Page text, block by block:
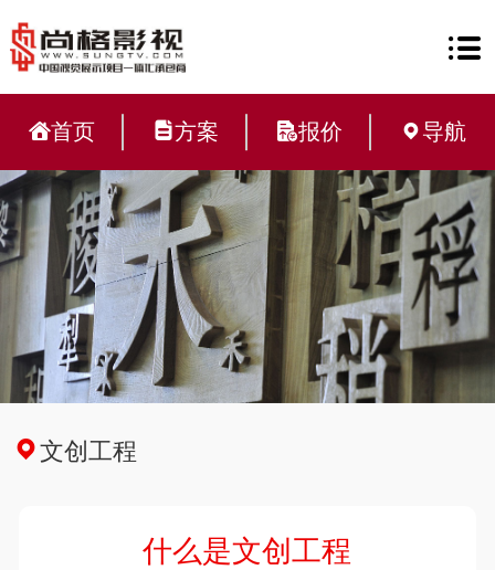
首页 方案 报价 导航
文创工程
什么是文创工程